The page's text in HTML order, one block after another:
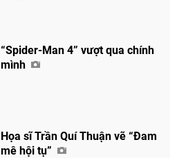
“Spider-Man 4” vượt qua chính
mình
Họa sĩ Trần Quí Thuận vẽ “Đam
mê hội tụ”